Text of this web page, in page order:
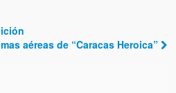
aéreas de “Caracas Heroica”